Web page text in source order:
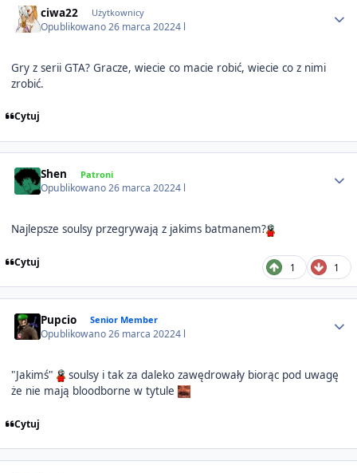
ciwa22 Użytkownicy
Opublikowano26 marca 20224 l
Gry z serii GTA? Gracze, wiecie co macie robić, wiecie co z nimi
zrobić.
Cytuj
Shen Patroni
Opublikowano26 marca 20224 l
Najlepsze soulsy przegrywają z jakims batmanem?
Cytuj 1 1
Pupcio Senior Member
Opublikowano26 marca 20224 l
"Jakimś"
soulsy i tak za daleko zawędrowały biorąc pod uwagę
że nie mają bloodborne w tytule
Cytuj